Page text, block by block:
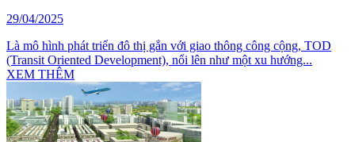
29/04/2025
Là mô hình phát triển đô thị gắn với giao thông công cộng, TOD
(Transit Oriented Development), nổi lên như một xu hướng...
XEM THÊM